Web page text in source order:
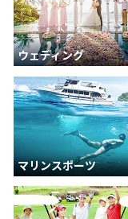
ウェディング
マリンスポーツ